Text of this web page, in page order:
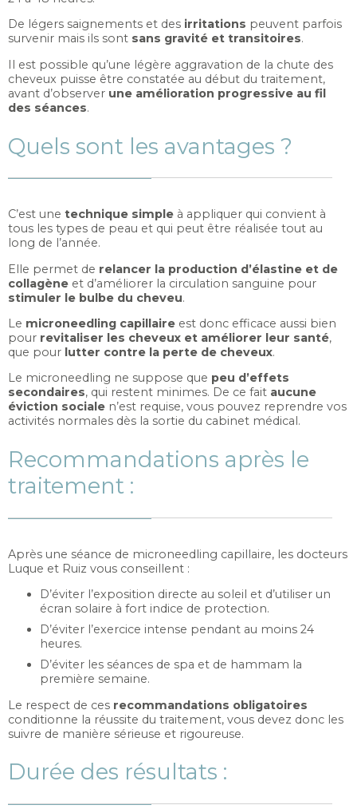
De légers saignements et des irritations peuvent parfois
survenir mais ils sont sans gravité et transitoires.
Il est possible qu’une légère aggravation de la chute des
cheveux puisse être constatée au début du traitement,
avant d’observer une amélioration progressive au fil
des séances.
Quels sont les avantages ?
C’est une technique simple à appliquer qui convient à
tous les types de peau et qui peut être réalisée tout au
long de l’année.
Elle permet de relancer la production d’élastine et de
collagène et d’améliorer la circulation sanguine pour
stimuler le bulbe du cheveu.
Le microneedling capillaire est donc efficace aussi bien
pour revitaliser les cheveux et améliorer leur santé,
que pour lutter contre la perte de cheveux.
Le microneedling ne suppose que peu d’effets
secondaires, qui restent minimes. De ce fait aucune
éviction sociale n’est requise, vous pouvez reprendre vos
activités normales dès la sortie du cabinet médical.
Recommandations après le
traitement :
Après une séance de microneedling capillaire, les docteurs
Luque et Ruiz vous conseillent :
D’éviter l’exposition directe au soleil et d’utiliser un
écran solaire à fort indice de protection.
D’éviter l’exercice intense pendant au moins 24
heures.
D’éviter les séances de spa et de hammam la
première semaine.
Le respect de ces recommandations obligatoires
conditionne la réussite du traitement, vous devez donc les
suivre de manière sérieuse et rigoureuse.
Durée des résultats :